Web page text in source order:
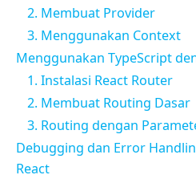
2. Membuat Provider
3. Menggunakan Context
Menggunakan TypeScript
1. Instalasi React Router
2. Membuat Routing Dasar
3. Routing dengan
Debugging dan Error
React